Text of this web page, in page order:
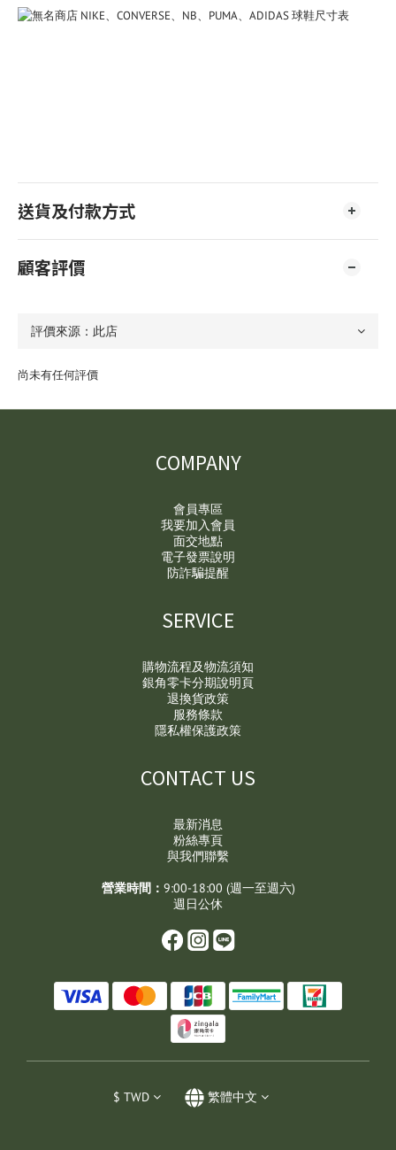
送貨及付款方式
顧客評價
尚未有任何評價
COMPANY
會員專區
我要加入會員
面交地點
電子發票說明
防詐騙提醒
SERVICE
購物流程及物流須知
銀角零卡分期說明頁
退換貨政策
服務條款
隱私權保護政策
CONTACT US
最新消息
粉絲專頁
與我們聯繫
營業時間： 9:00-18:00 (週一至週六)
週日公休
$ TWD 繁體中文